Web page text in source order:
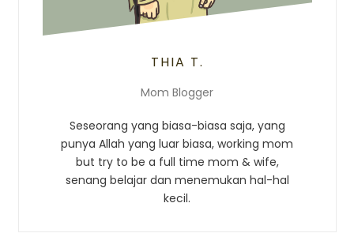
THIA T.
Mom Blogger
Seseorang yang biasa-biasa saja, yang
punya Allah yang luar biasa, working mom
but try to be a full time mom & wife,
senang belajar dan menemukan hal-hal
kecil.